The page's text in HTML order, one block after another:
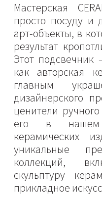
Мастерская
просто посуду и
арт-объекты, в
результат
Этот
как авторская
главным
дизайнерского
ценители
его в нашем
керамических
уникальные
коллекций,
скульптуру
прикладное